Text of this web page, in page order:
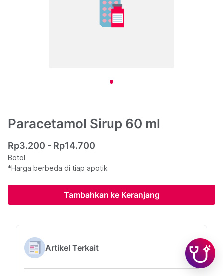
Paracetamol Sirup 60 ml
Rp3.200 - Rp14.700
Botol
*Harga berbeda di tiap apotik
Tambahkan ke Keranjang
Artikel Terkait